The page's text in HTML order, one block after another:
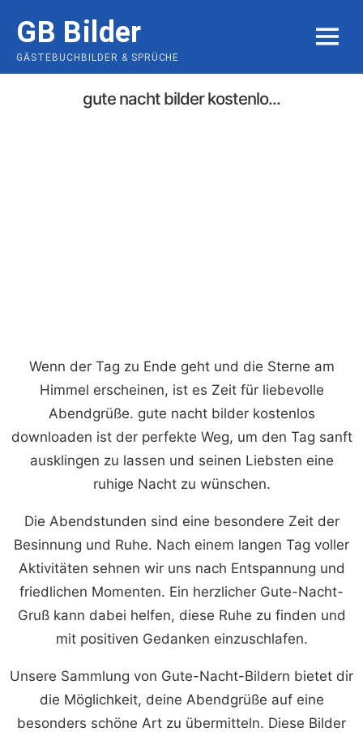
content
GB Bilder
GÄSTEBUCHBILDER & SPRÜCHE
MENU
gute nacht bilder kostenlo...
Wenn der Tag zu Ende geht und die Sterne am
Himmel erscheinen, ist es Zeit für liebevolle
Abendgrüße. gute nacht bilder kostenlos
downloaden ist der perfekte Weg, um den Tag sanft
ausklingen zu lassen und seinen Liebsten eine
ruhige Nacht zu wünschen.
Die Abendstunden sind eine besondere Zeit der
Besinnung und Ruhe. Nach einem langen Tag voller
Aktivitäten sehnen wir uns nach Entspannung und
friedlichen Momenten. Ein herzlicher Gute-Nacht-
Gruß kann dabei helfen, diese Ruhe zu finden und
mit positiven Gedanken einzuschlafen.
Unsere Sammlung von Gute-Nacht-Bildern bietet dir
die Möglichkeit, deine Abendgrüße auf eine
besonders schöne Art zu übermitteln. Diese Bilder